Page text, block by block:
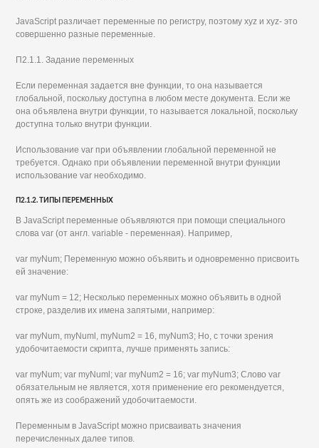
JavaScript различает переменные по регистру, поэтому xyz и xyz- это
совершенно разные переменные.
П2.1.1. Задание переменных
Если переменная задается вне функции, то она называется
глобальной, поскольку доступна в любом месте документа. Если же
она объявлена внутри функции, то называется локальной, поскольку
доступна только внутри функции.
Использование var при объявлении глобальной переменной не
требуется. Однако при объявлении переменной внутри функции
использование var необходимо.
П2.1.2. ТИПЫ ПЕРЕМЕННЫХ
В JavaScript переменные объявляются при помощи специального
слова var (от англ. variable - переменная). Например,
var myNum; Переменную можно объявить и одновременно присвоить
ей значение:
var myNum = 12; Несколько переменных можно объявить в одной
строке, разделив их имена запятыми, например:
var myNum, myNuml, myNum2 = 16, myNum3; Но, с точки зрения
удобочитаемости скрипта, лучше применять запись:
var myNum; var myNuml; var myNum2 = 16; var myNum3; Слово var
обязательным не является, хотя применение его рекомендуется,
опять же из соображений удобочитаемости.
Переменным в JavaScript можно присваивать значения
перечисленных далее типов.